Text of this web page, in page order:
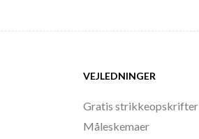
VEJLEDNINGER
Gratis strikkeopskrifter
Måleskemaer